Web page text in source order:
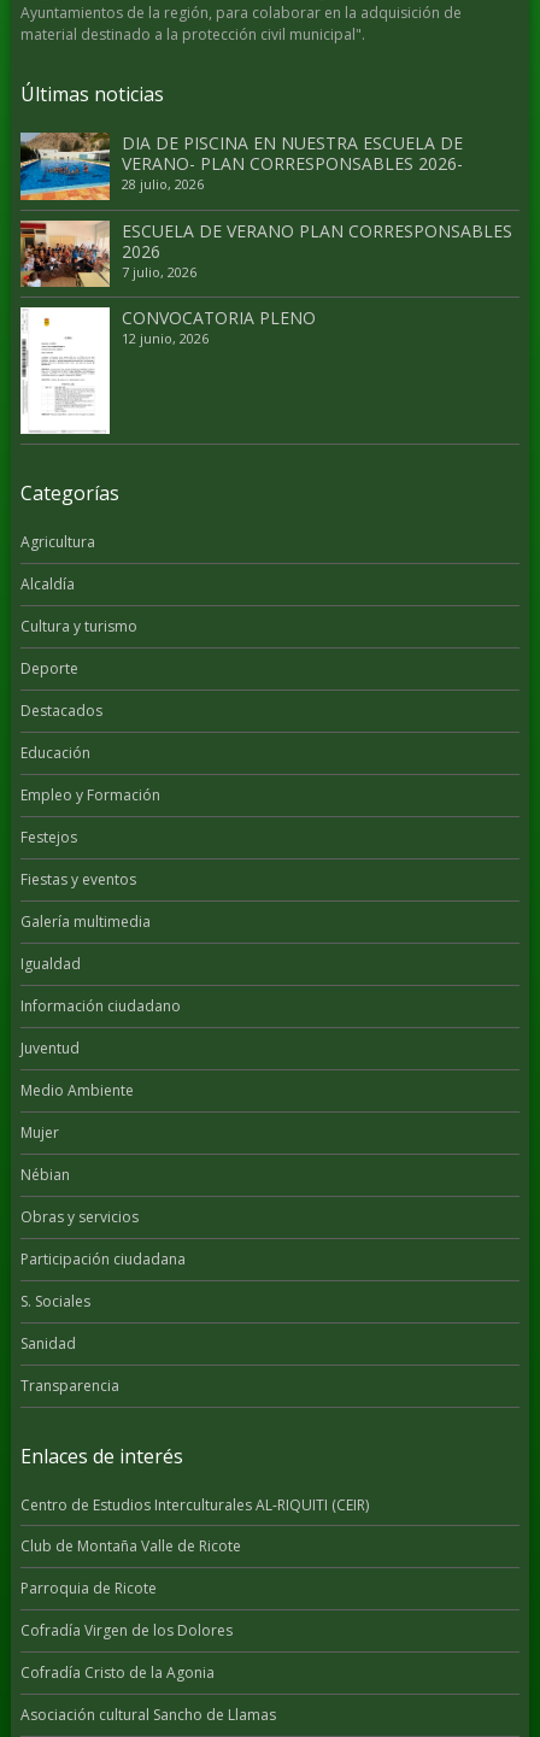
Ayuntamientos de la región, para colaborar en la adquisición de
material destinado a la protección civil municipal".
Últimas noticias
DIA DE PISCINA EN NUESTRA ESCUELA DE
VERANO- PLAN CORRESPONSABLES 2026-
28 julio, 2026
ESCUELA DE VERANO PLAN CORRESPONSABLES
2026
7 julio, 2026
CONVOCATORIA PLENO
12 junio, 2026
Categorías
Agricultura
Alcaldía
Cultura y turismo
Deporte
Destacados
Educación
Empleo y Formación
Festejos
Fiestas y eventos
Galería multimedia
Igualdad
Información ciudadano
Juventud
Medio Ambiente
Mujer
Nébian
Obras y servicios
Participación ciudadana
S. Sociales
Sanidad
Transparencia
Enlaces de interés
Centro de Estudios Interculturales AL-RIQUITI (CEIR)
Club de Montaña Valle de Ricote
Parroquia de Ricote
Cofradía Virgen de los Dolores
Cofradía Cristo de la Agonia
Asociación cultural Sancho de Llamas